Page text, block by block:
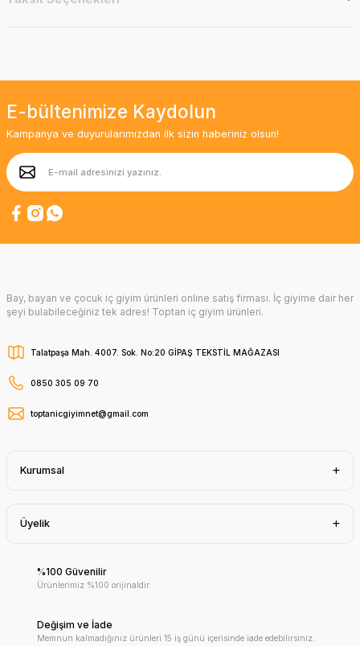
E-bültenimize Kaydolun
Kampanya ve duyurularımızdan ilk sizin haberiniz olsun!
Bay, bayan ve çocuk iç giyim ürünleri online satış firması. İç giyime dair her
şeyi bulabileceğiniz tek adres! Toptan iç giyim ürünleri.
Talatpaşa Mah. 4007. Sok. No:20 GİPAŞ TEKSTİL MAĞAZASI
0850 305 09 70
toptanicgiyimnet@gmail.com
Kurumsal
Üyelik
%100 Güvenilir
Ürünlerimiz %100 orijinaldir.
Değişim ve İade
Memnun kalmadığınız ürünleri 15 iş günü içerisinde iade edebilirsiniz.